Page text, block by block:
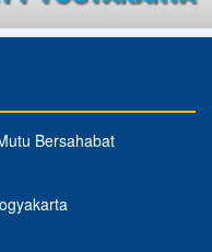
Bersahabat